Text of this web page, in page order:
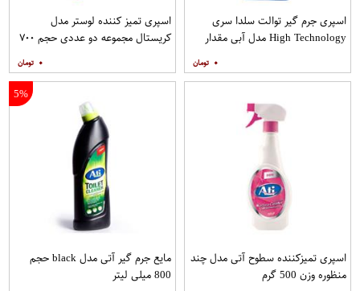
اسپری جرم گیر توالت سلدا سری
High Technology مدل آبی مقدار
۰
اسپری تمیز کننده لوستر مدل
کریستال مجموعه دو عددی حجم ۷۰۰
۰
اسپری تمیزکننده سطوح آتی مدل چند
منظوره وزن 500 گرم
5%
مایع جرم گیر آتی مدل black حجم
800 میلی لیتر